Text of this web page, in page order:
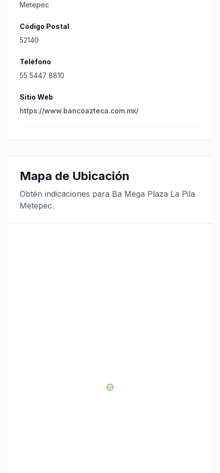
Metepec
Código Postal
52140
Teléfono
55 5447 8810
Sitio Web
https://www.bancoazteca.com.mx/
Mapa de Ubicación
Obtén indicaciones para Ba Mega Plaza La Pila
Metepec.